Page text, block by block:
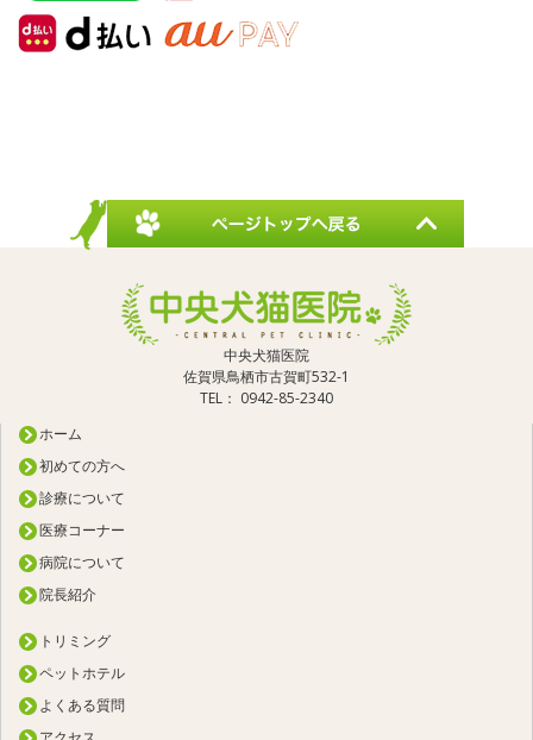
中央犬猫医院
佐賀県鳥栖市古賀町532-1
TEL： 0942-85-2340
ホーム
初めての方へ
診療について
医療コーナー
病院について
院長紹介
トリミング
ペットホテル
よくある質問